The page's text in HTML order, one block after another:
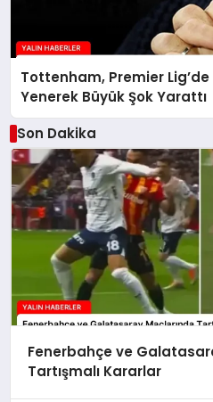
Tottenham, Premier
Yenerek Büyük Şok Yarattı
Son Dakika
Fenerbahçe ve
Tartışmalı Kararlar